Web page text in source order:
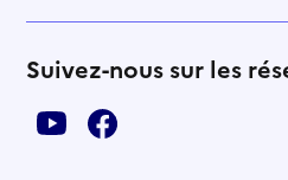
Suivez-nous sur les